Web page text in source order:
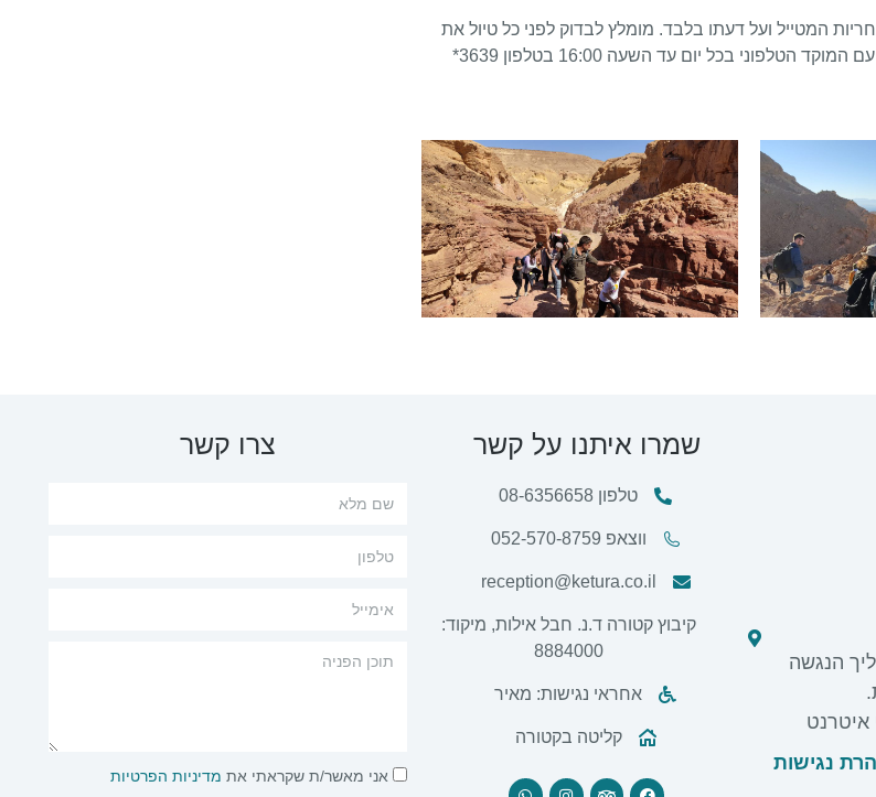
המטייל ועל דעתו בלבד. מומלץ לבדוק לפני כל טיול את
בכל יום עד השעה 16:00 בטלפון 3639*
הנגשה
איטרנט
נגישות
שמרו איתנו על קשר
טלפון 08-6356658
ווצאפ 052-570-8759
reception@ketura.co.il
קיבוץ קטורה ד.נ. חבל אילות, מיקוד:
8884000
אחראי נגישות: מאיר
קליטה בקטורה
צרו קשר
אני מאשר/ת שקראתי את מדיניות הפרטיות